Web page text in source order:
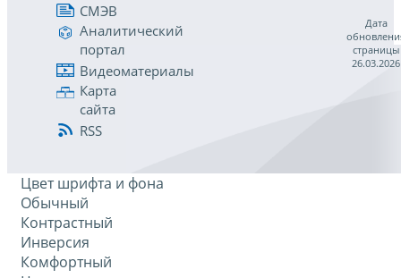
СМЭВ
Аналитический
портал
Видеоматериалы
Карта
сайта
RSS
Дата
страницы
26.03.2026
Цвет шрифта и фона
Обычный
Контрастный
Инверсия
Комфортный